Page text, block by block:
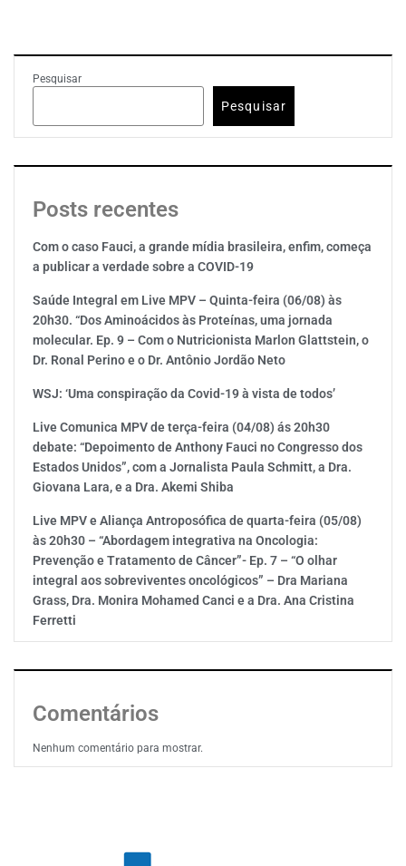
Pesquisar
Pesquisar
Posts recentes
Com o caso Fauci, a grande mídia brasileira, enfim, começa
a publicar a verdade sobre a COVID-19
Saúde Integral em Live MPV – Quinta-feira (06/08) às
20h30. “Dos Aminoácidos às Proteínas, uma jornada
molecular. Ep. 9 – Com o Nutricionista Marlon Glattstein, o
Dr. Ronal Perino e o Dr. Antônio Jordão Neto
WSJ: ‘Uma conspiração da Covid-19 à vista de todos’
Live Comunica MPV de terça-feira (04/08) ás 20h30
debate: “Depoimento de Anthony Fauci no Congresso dos
Estados Unidos”, com a Jornalista Paula Schmitt, a Dra.
Giovana Lara, e a Dra. Akemi Shiba
Live MPV e Aliança Antroposófica de quarta-feira (05/08)
às 20h30 – “Abordagem integrativa na Oncologia:
Prevenção e Tratamento de Câncer”- Ep. 7 – “O olhar
integral aos sobreviventes oncológicos” – Dra Mariana
Grass, Dra. Monira Mohamed Canci e a Dra. Ana Cristina
Ferretti
Comentários
Nenhum comentário para mostrar.